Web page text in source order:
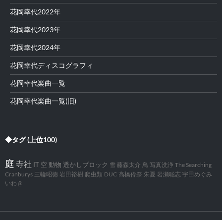
花岡幸代2022年
花岡幸代2023年
花岡幸代2024年
花岡幸代ディスコグラフィ
花岡幸代楽曲一覧
花岡幸代楽曲一覧(旧)
◆タグ (上位100)
庭 寺社 IT 空 動物 透かしブロック 雪 藤森太介 鳥 写真洗浄 The Searching
Cranburys 三輪昭徳 岩田裕樹 爬虫類 DUC 高橋伶奈 朱夏 岩瀬聡志 宇田めぐみ
いわき